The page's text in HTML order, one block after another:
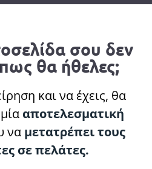
σου δεν
θα ήθελες;
και να έχεις, θα
αποτελεσματική
να μετατρέπει τους
σε πελάτες.